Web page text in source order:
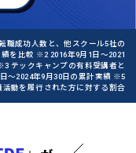
職成功人数と、他スクール5社の
を比較 ※2 2016年9月1日〜2021
テックキャンプの有料受講者と
〜2024年9月30日の累計実績 ※5
動を履行された方に対する割合